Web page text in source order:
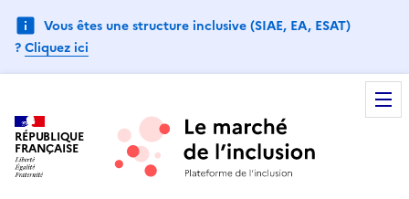
Vous êtes une structure inclusive (SIAE, EA, ESAT)
?Cliquez ici
RÉPUBLIQUE
FRANÇAISE